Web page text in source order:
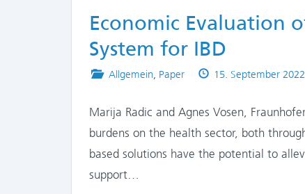
Economic Evaluation
System for IBD
Posted
Allgemein, Paper
Published
15. September 2022
Marija Radic and Agnes Vosen,
burdens on the health sector, both
based solutions have the potential to
support…